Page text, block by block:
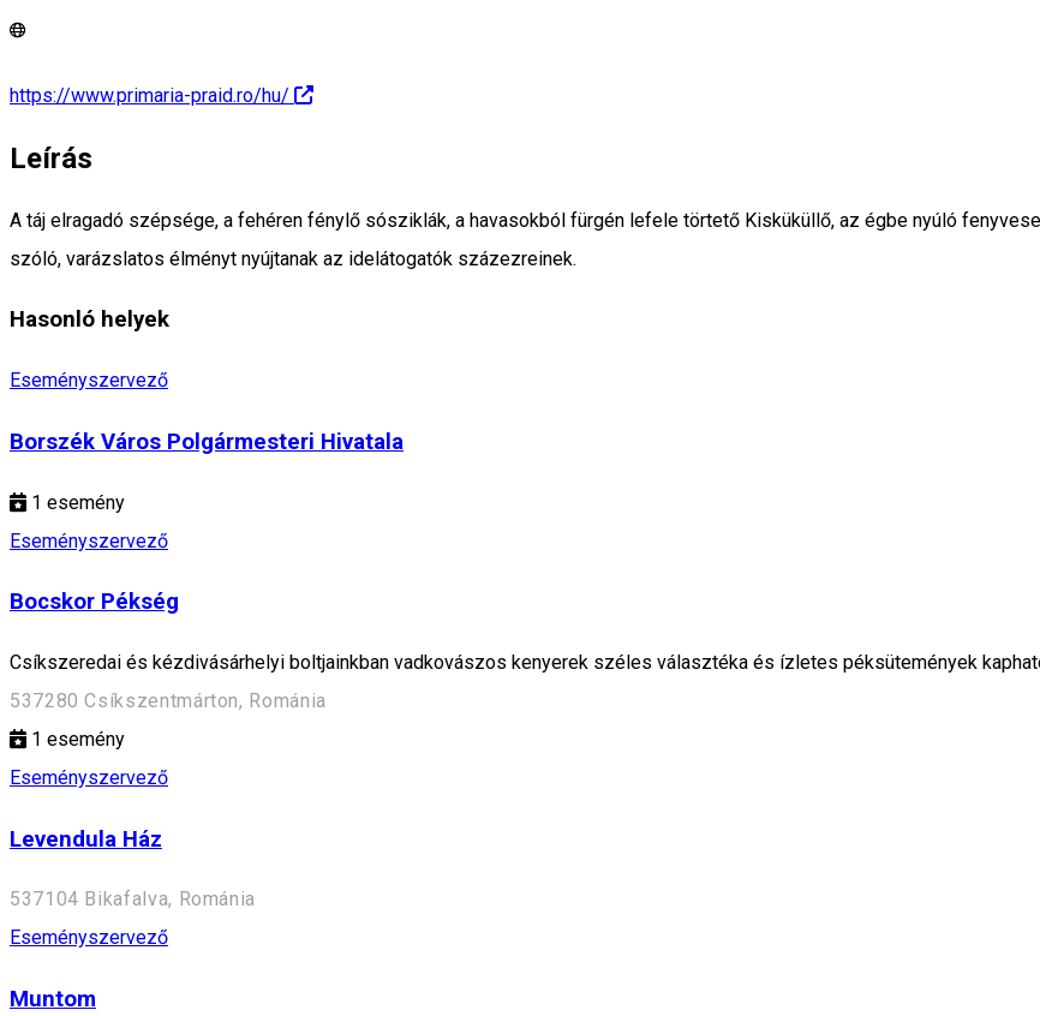
https://www.primaria-praid.ro/hu/
Leírás
A táj elragadó szépsége, a fehéren fénylő sósziklák, a havasokból fürgén lefele törtető Kisküküllő, az égbe nyúló
szóló, varázslatos élményt nyújtanak az idelátogatók százezreinek.
Hasonló helyek
Eseményszervező
Borszék Város Polgármesteri Hivatala
1 esemény
Eseményszervező
Bocskor Pékség
Csíkszeredai és kézdivásárhelyi boltjainkban vadkovászos kenyerek széles választéka és ízletes péksütemények
537280 Csíkszentmárton, Románia
1 esemény
Eseményszervező
Levendula Ház
537104 Bikafalva, Románia
Eseményszervező
Muntom